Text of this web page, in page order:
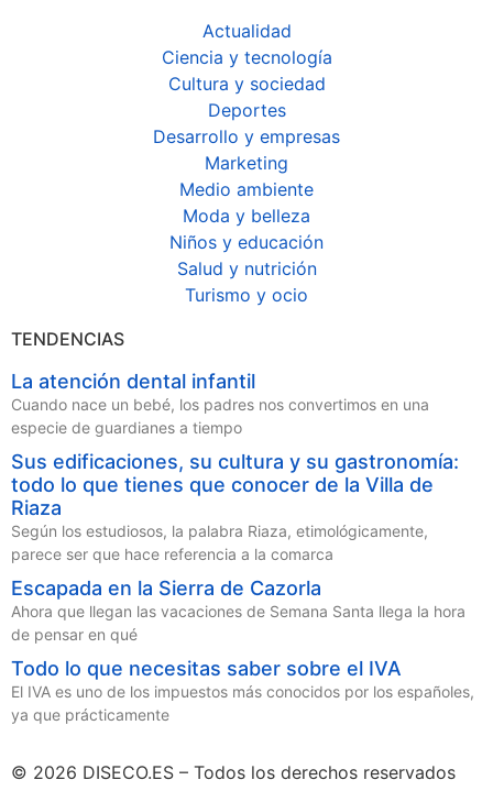
Actualidad
Ciencia y tecnología
Cultura y sociedad
Deportes
Desarrollo y empresas
Marketing
Medio ambiente
Moda y belleza
Niños y educación
Salud y nutrición
Turismo y ocio
TENDENCIAS
La atención dental infantil
Cuando nace un bebé, los padres nos convertimos en una
especie de guardianes a tiempo
Sus edificaciones, su cultura y su gastronomía:
todo lo que tienes que conocer de la Villa de
Riaza
Según los estudiosos, la palabra Riaza, etimológicamente,
parece ser que hace referencia a la comarca
Escapada en la Sierra de Cazorla
Ahora que llegan las vacaciones de Semana Santa llega la hora
de pensar en qué
Todo lo que necesitas saber sobre el IVA
El IVA es uno de los impuestos más conocidos por los españoles,
ya que prácticamente
© 2026 DISECO.ES – Todos los derechos reservados